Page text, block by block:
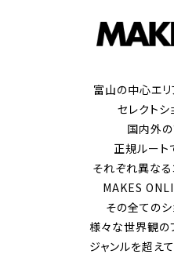
富山の中心エ
セレクトシ
国内外の
正規ルート
それぞれ異な
MAKES
その全ての
様々な世界観の
ジャンルを超え